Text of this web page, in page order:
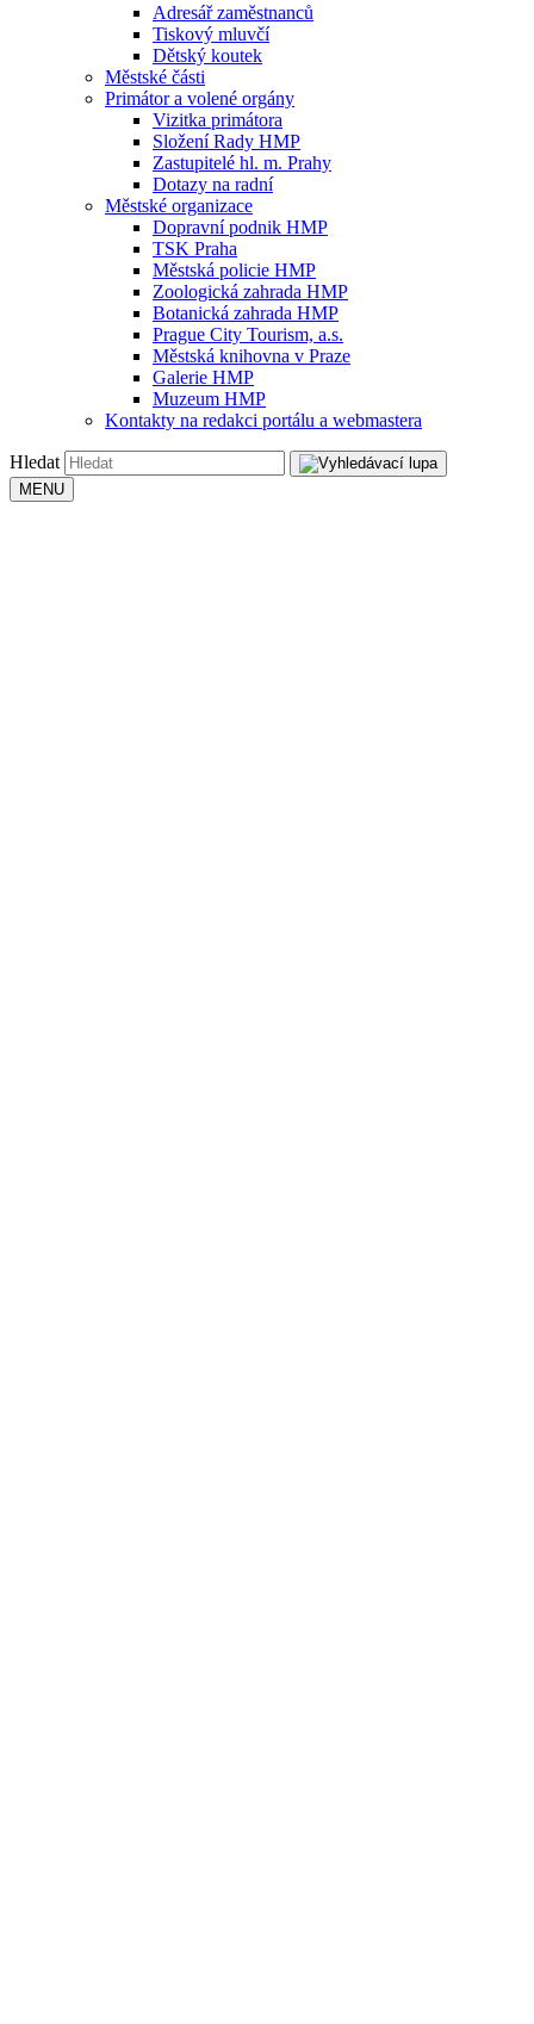
Adresář zaměstnanců
Tiskový mluvčí
Dětský koutek
Městské části
Primátor a volené orgány
Vizitka primátora
Složení Rady HMP
Zastupitelé hl. m. Prahy
Dotazy na radní
Městské organizace
Dopravní podnik HMP
TSK Praha
Městská policie HMP
Zoologická zahrada HMP
Botanická zahrada HMP
Prague City Tourism, a.s.
Městská knihovna v Praze
Galerie HMP
Muzeum HMP
Kontakty na redakci portálu a webmastera
Hledat
MENU